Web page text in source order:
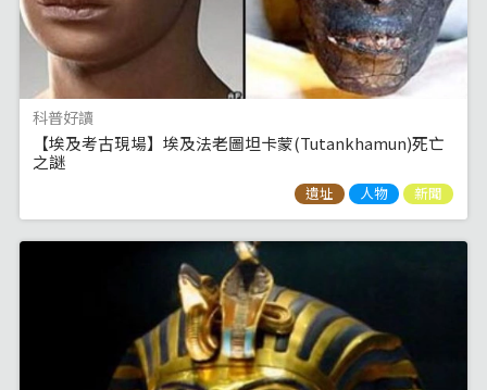
科普好讀
【埃及考古現場】埃及法老圖坦卡蒙(Tutankhamun)死亡
之謎
遺址 人物 新聞